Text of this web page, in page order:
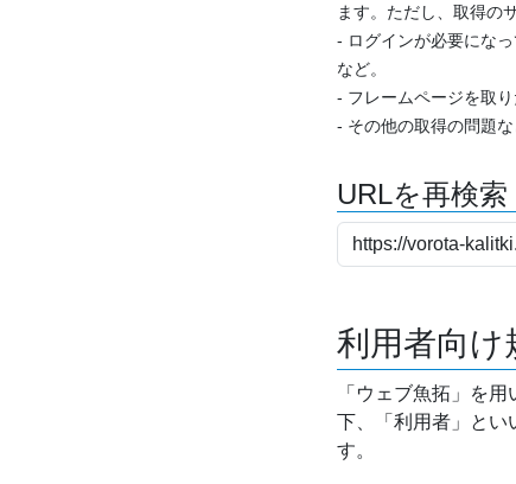
ます。ただし、取得の
- ログインが必要にな
など。
- フレームページを取
- その他の取得の問題な
URLを再検索
利用者向け
「ウェブ魚拓」を
下、「利用者」とい
す。